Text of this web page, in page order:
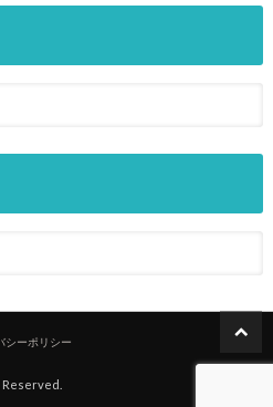
シーポリシー